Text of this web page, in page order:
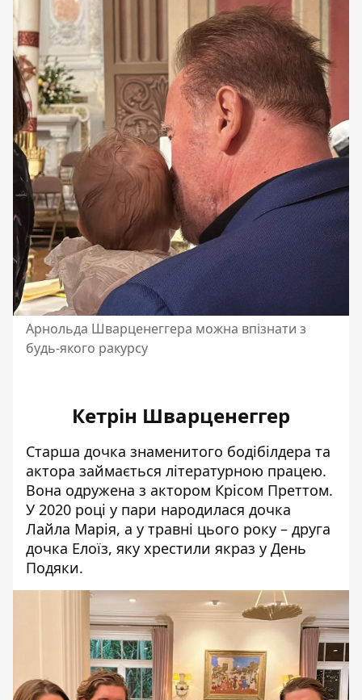
Арнольда Шварценеггера можна впізнати з
будь-якого ракурсу
Кетрін Шварценеггер
Старша дочка знаменитого бодібілдера та
актора займається літературною працею.
Вона одружена з актором Крісом Преттом.
У 2020 році у пари народилася дочка
Лайла Марія, а у травні цього року – друга
дочка Елоїз, яку хрестили якраз у День
Подяки.